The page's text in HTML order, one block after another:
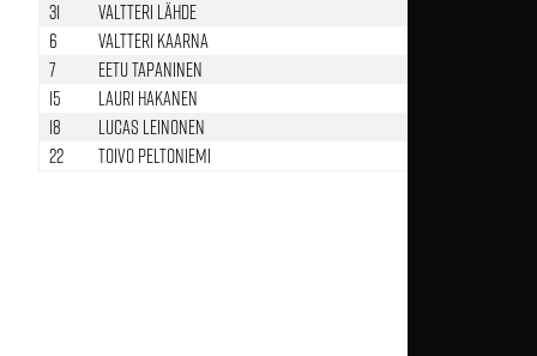
31
Valtteri Lähde
6
Valtteri Kaarna
7
Eetu Tapaninen
15
Lauri Hakanen
18
Lucas Leinonen
22
Toivo Peltoniemi